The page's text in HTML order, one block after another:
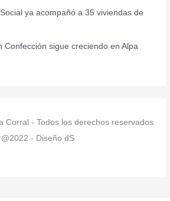
ya acompañó a 35 viviendas de
Confección sigue creciendo en Alpa
Corral - Todos los derechos reservados
@2022 - Diseño dS